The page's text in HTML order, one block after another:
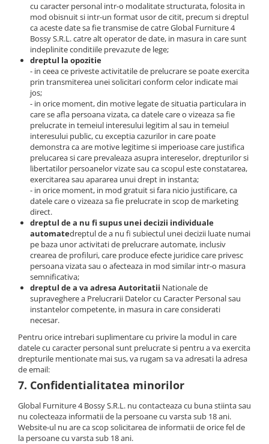
cu caracter personal intr-o modalitate structurata, folosita in
mod obisnuit si intr-un format usor de citit, precum si dreptul
ca aceste date sa fie transmise de catre Global Furniture 4
Bossy S.R.L. catre alt operator de date, in masura in care sunt
indeplinite conditiile prevazute de lege;
dreptul la opozitie
- in ceea ce priveste activitatile de prelucrare se poate exercita
prin transmiterea unei solicitari conform celor indicate mai
jos;
- in orice moment, din motive legate de situatia particulara in
care se afla persoana vizata, ca datele care o vizeaza sa fie
prelucrate in temeiul interesului legitim al sau in temeiul
interesului public, cu exceptia cazurilor in care poate
demonstra ca are motive legitime si imperioase care justifica
prelucarea si care prevaleaza asupra intereselor, drepturilor si
libertatilor persoanelor vizate sau ca scopul este constatarea,
exercitarea sau apararea unui drept in instanta;
- in orice moment, in mod gratuit si fara nicio justificare, ca
datele care o vizeaza sa fie prelucrate in scop de marketing
direct.
dreptul de a nu fi supus unei decizii individuale
automatedreptul de a nu fi subiectul unei decizii luate numai
pe baza unor activitati de prelucrare automate, inclusiv
crearea de profiluri, care produce efecte juridice care privesc
persoana vizata sau o afecteaza in mod similar intr-o masura
semnificativa;
dreptul de a va adresa Autoritatii Nationale de
supraveghere a Prelucrarii Datelor cu Caracter Personal sau
instantelor competente, in masura in care considerati
necesar.
Pentru orice intrebari suplimentare cu privire la modul in care
datele cu caracter personal sunt prelucrate si pentru a va exercita
drepturile mentionate mai sus, va rugam sa va adresati la adresa
de email:
7. Confidentialitatea minorilor
Global Furniture 4 Bossy S.R.L. nu contacteaza cu buna stiinta sau
nu colecteaza informatii de la persoane cu varsta sub 18 ani.
Website-ul nu are ca scop solicitarea de informatii de orice fel de
la persoane cu varsta sub 18 ani.